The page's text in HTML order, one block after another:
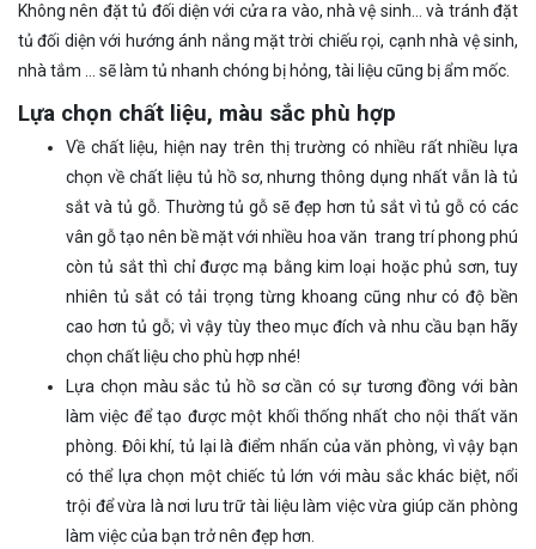
Không nên đặt tủ đối diện với cửa ra vào, nhà vệ sinh… và tránh đặt
tủ đối diện với hướng ánh nắng mặt trời chiếu rọi, cạnh nhà vệ sinh,
nhà tắm … sẽ làm tủ nhanh chóng bị hỏng, tài liệu cũng bị ẩm mốc.
Lựa chọn chất liệu, màu sắc phù hợp
Về chất liệu, hiện nay trên thị trường có nhiều rất nhiều lựa
chọn về chất liệu tủ hồ sơ, nhưng thông dụng nhất vẫn là tủ
sắt và tủ gỗ. Thường tủ gỗ sẽ đẹp hơn tủ sắt vì tủ gỗ có các
vân gỗ tạo nên bề mặt với nhiều hoa văn trang trí phong phú
còn tủ sắt thì chỉ được mạ bằng kim loại hoặc phủ sơn, tuy
nhiên tủ sắt có tải trọng từng khoang cũng như có độ bền
cao hơn tủ gỗ; vì vậy tùy theo mục đích và nhu cầu bạn hãy
chọn chất liệu cho phù hợp nhé!
Lựa chọn màu sắc tủ hồ sơ cần có sự tương đồng với bàn
làm việc để tạo được một khối thống nhất cho nội thất văn
phòng. Đôi khí, tủ lại là điểm nhấn của văn phòng, vì vậy bạn
có thể lựa chọn một chiếc tủ lớn với màu sắc khác biệt, nổi
trội để vừa là nơi lưu trữ tài liệu làm việc vừa giúp căn phòng
làm việc của bạn trở nên đẹp hơn.